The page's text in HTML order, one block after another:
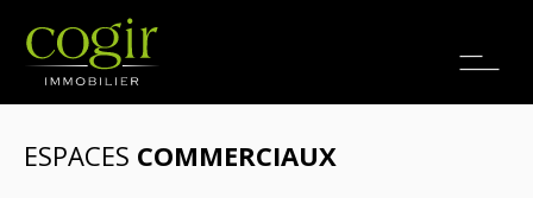
Emplois
ESPACES COMMERCIAUX